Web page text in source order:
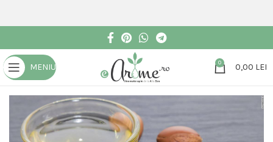
MENIU 0 0,00 LEI